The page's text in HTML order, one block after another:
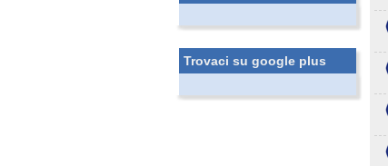
Trovaci su google plus